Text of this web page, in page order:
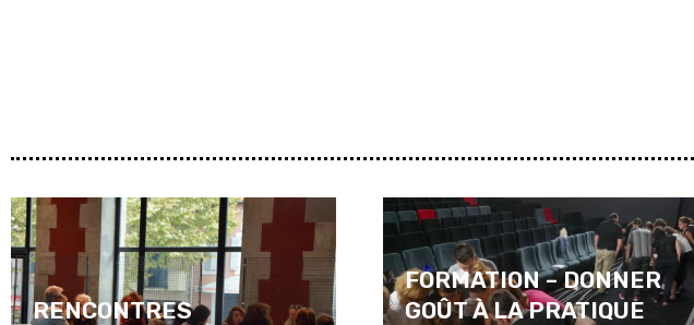
RENCONTRES
FORMATION – DONNER
GOÛT À LA PRATIQUE